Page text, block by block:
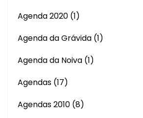
Agenda 2020 (1)
Agenda da Grávida (1)
Agenda da Noiva (1)
Agendas (17)
Agendas 2010 (8)